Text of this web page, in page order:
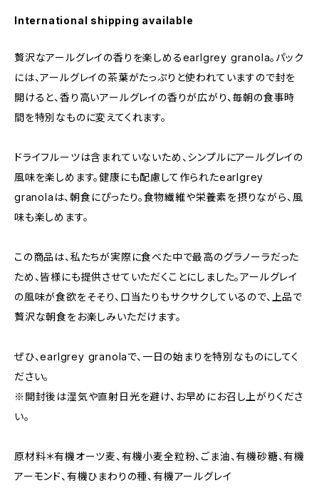
International shipping available
贅沢なアールグレイの香りを楽しめるearlgrey granola。パック
には、アールグレイの茶葉がたっぷりと使われていますので封を
開けると、香り高いアールグレイの香りが広がり、毎朝の食事時
間を特別なものに変えてくれます。
ドライフルーツは含まれていないため、シンプルにアールグレイの
風味を楽しめます。健康にも配慮して作られたearlgrey
granolaは、朝食にぴったり。食物繊維や栄養素を摂りながら、風
味も楽しめます。
この商品は、私たちが実際に食べた中で最高のグラノーラだった
ため、皆様にも提供させていただくことにしました。アールグレイ
の風味が食欲をそそり、口当たりもサクサクしているので、上品で
贅沢な朝食をお楽しみいただけます。
ぜひ、earlgrey granolaで、一日の始まりを特別なものにしてく
ださい。
※開封後は湿気や直射日光を避け、お早めにお召し上がりくださ
い。
原材料＊有機オーツ麦、有機小麦全粒粉、ごま油、有機砂糖、有機
アーモンド、有機ひまわりの種、有機アールグレイ